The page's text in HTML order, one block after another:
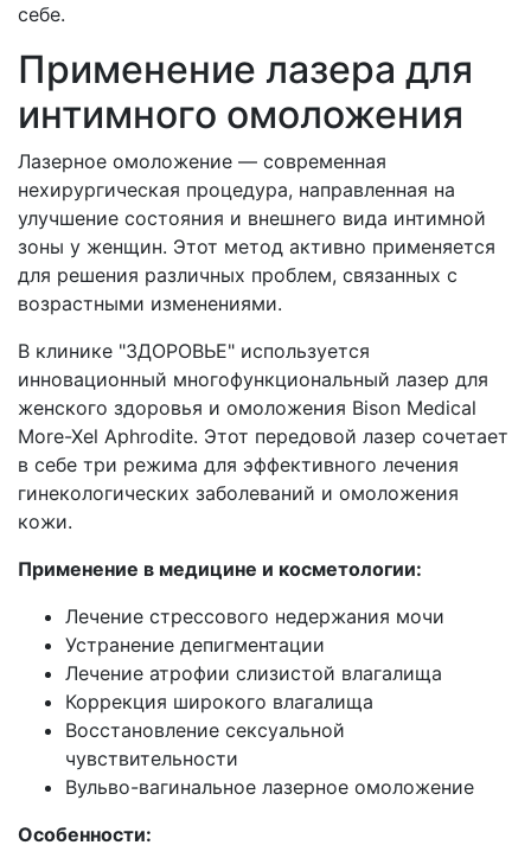
себе.
Применение лазера для
интимного омоложения
Лазерное омоложение — современная
нехирургическая процедура, направленная на
улучшение состояния и внешнего вида интимной
зоны у женщин. Этот метод активно применяется
для решения различных проблем, связанных с
возрастными изменениями.
В клинике "ЗДОРОВЬЕ" используется
инновационный многофункциональный лазер для
женского здоровья и омоложения Bison Medical
More-Xel Aphrodite. Этот передовой лазер сочетает
в себе три режима для эффективного лечения
гинекологических заболеваний и омоложения
кожи.
Применение в медицине и косметологии:
Лечение стрессового недержания мочи
Устранение депигментации
Лечение атрофии слизистой влагалища
Коррекция широкого влагалища
Восстановление сексуальной
чувствительности
Вульво-вагинальное лазерное омоложение
Особенности: